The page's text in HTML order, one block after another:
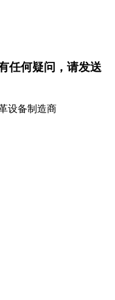
任何疑问，请发送
设备制造商